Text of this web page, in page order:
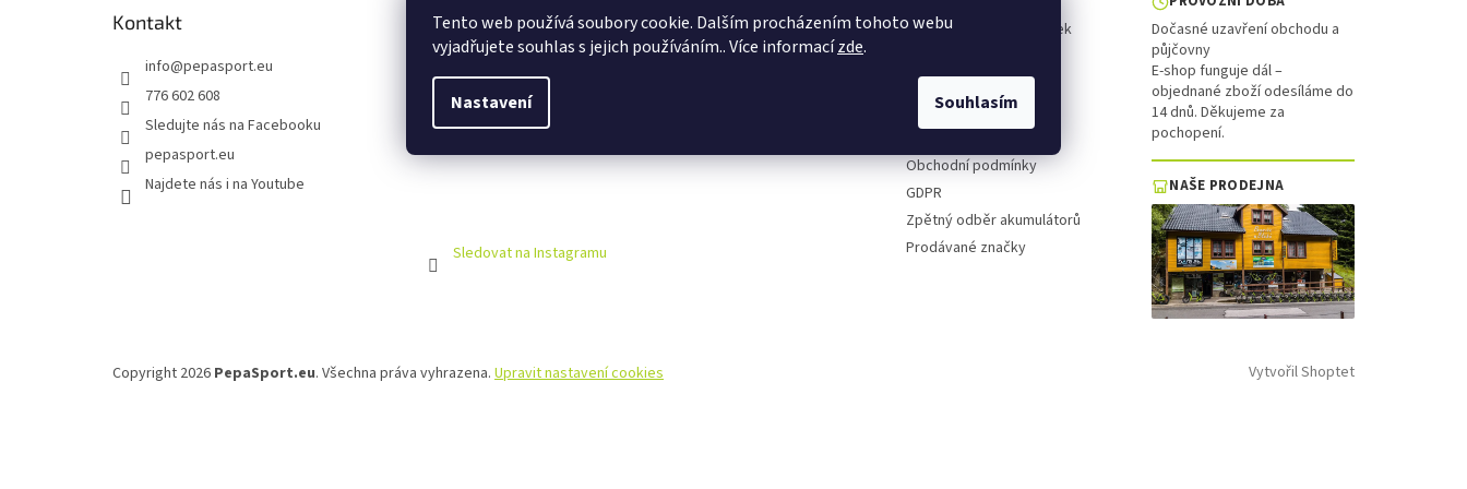
Tento web používá soubory cookie. Dalším procházením tohoto webu
vyjadřujete souhlas s jejich používáním.. Více informacízde.
Nastavení Souhlasím
Kontakt
info@pepasport.eu
776 602 608
Sledujte nás na Facebooku
pepasport.eu
Najdete nás i na Youtube
Sledovat na Instagramu
Půjčovna kol a koloběžek
Kontakty
Doprava a platba
Obchodní podmínky
GDPR
Zpětný odběr akumulátorů
Prodávané značky
Dočasné uzavření obchodu a
půjčovny
E-shop funguje dál –
objednané zboží odesíláme do
14 dnů. Děkujeme za
pochopení.
NAŠE PRODEJNA
Vytvořil Shoptet
Copyright 2026 PepaSport.eu. Všechna práva vyhrazena. Upravit nastavení cookies